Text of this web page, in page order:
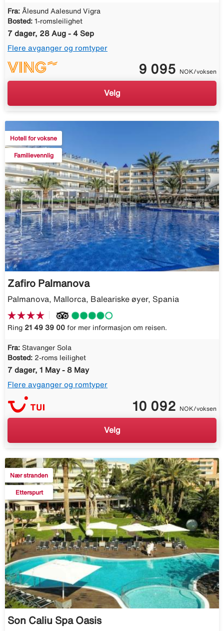
Fra: Ålesund Aalesund Vigra
Bosted: 1-romsleilighet
7 dager, 28 Aug - 4 Sep
Flere avganger og romtyper
9 095 NOK/voksen
Velg
Hotell for voksne
Familievennlig
Zafiro Palmanova
Palmanova, Mallorca, Baleariske øyer, Spania
Ring 21 49 39 00 for mer informasjon om reisen.
Fra: Stavanger Sola
Bosted: 2-roms leilighet
7 dager, 1 May - 8 May
Flere avganger og romtyper
10 092 NOK/voksen
Velg
Nær stranden
Etterspurt
Son Caliu Spa Oasis